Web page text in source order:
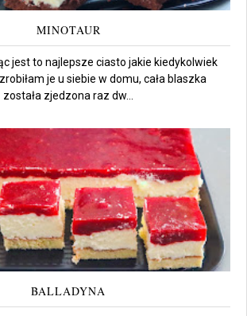
MINOTAUR
jest to najlepsze ciasto jakie kiedykolwiek
je u siebie w domu, cała blaszka
została zjedzona raz dw...
BALLADYNA